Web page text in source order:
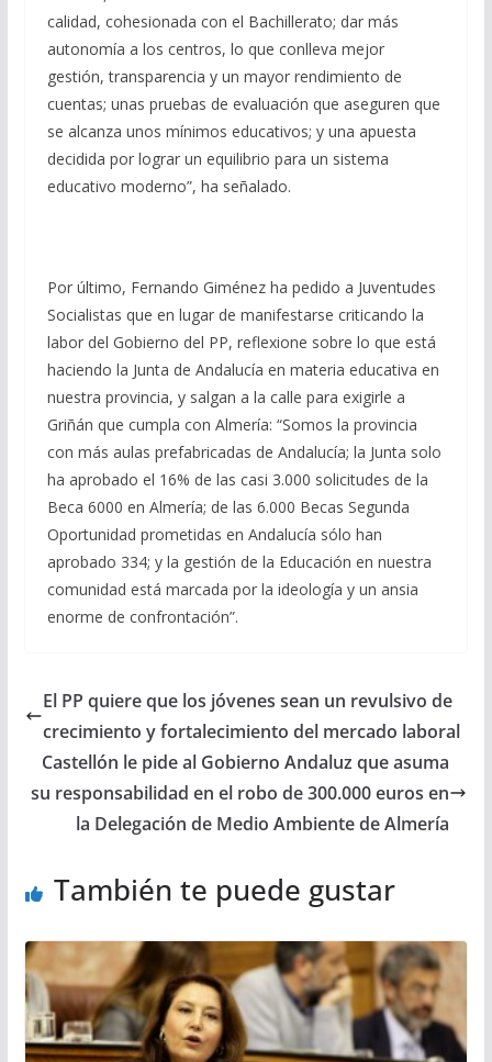
calidad, cohesionada con el Bachillerato; dar más
autonomía a los centros, lo que conlleva mejor
gestión, transparencia y un mayor rendimiento de
cuentas; unas pruebas de evaluación que aseguren que
se alcanza unos mínimos educativos; y una apuesta
decidida por lograr un equilibrio para un sistema
educativo moderno”, ha señalado.
Por último, Fernando Giménez ha pedido a Juventudes
Socialistas que en lugar de manifestarse criticando la
labor del Gobierno del PP, reflexione sobre lo que está
haciendo la Junta de Andalucía en materia educativa en
nuestra provincia, y salgan a la calle para exigirle a
Griñán que cumpla con Almería: “Somos la provincia
con más aulas prefabricadas de Andalucía; la Junta solo
ha aprobado el 16% de las casi 3.000 solicitudes de la
Beca 6000 en Almería; de las 6.000 Becas Segunda
Oportunidad prometidas en Andalucía sólo han
aprobado 334; y la gestión de la Educación en nuestra
comunidad está marcada por la ideología y un ansia
enorme de confrontación”.
El PP quiere que los jóvenes sean un revulsivo de
crecimiento y fortalecimiento del mercado laboral
Castellón le pide al Gobierno Andaluz que asuma
su responsabilidad en el robo de 300.000 euros en
la Delegación de Medio Ambiente de Almería
También te puede gustar